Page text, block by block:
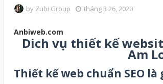
by Zubi Group tháng 3 26, 2020
Anbiweb.com
Dich vụ thiết kế
Am
Thiết kế web chuẩn SEO là